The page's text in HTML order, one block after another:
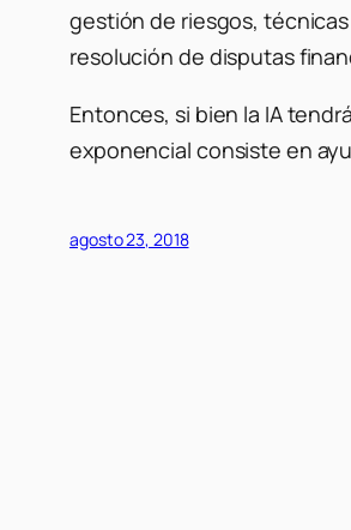
gestión de riesgos,
resolución de disputas
Entonces, si bien la IA
exponencial consiste en
agosto 23, 2018